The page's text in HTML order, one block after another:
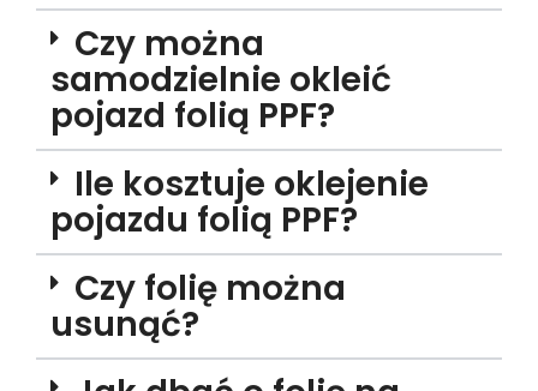
Czy można
samodzielnie okleić
pojazd folią PPF?
Ile kosztuje oklejenie
pojazdu folią PPF?
Czy folię można
usunąć?